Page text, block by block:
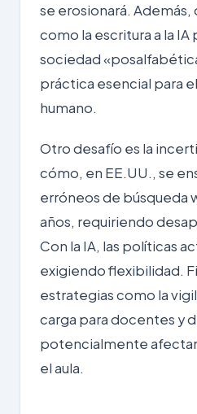
se erosionará. Además,
como la escritura a la IA
sociedad
práctica esencial para
humano.
Otro desafío es la
cómo, en EE.UU., se
erróneos de búsqueda
años, requiriendo
Con la IA, las políticas
exigiendo flexibilidad.
estrategias como la
carga para docentes y
potencialmente
el aula.